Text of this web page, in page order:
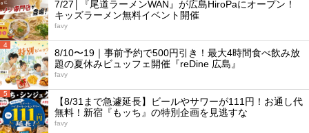
7/27│『尾道ラーメンWAN』が広島HiroPaにオープン！
キッズラーメン無料イベント開催
favy
4
8/10〜19｜事前予約で500円引き！最大4時間食べ飲み放
題の夏休みビュッフェ開催『reDine 広島』
favy
5
【8/31まで急遽延長】ビールやサワーが111円！お通し代
無料！新宿『もッち』の特別企画を見逃すな
favy